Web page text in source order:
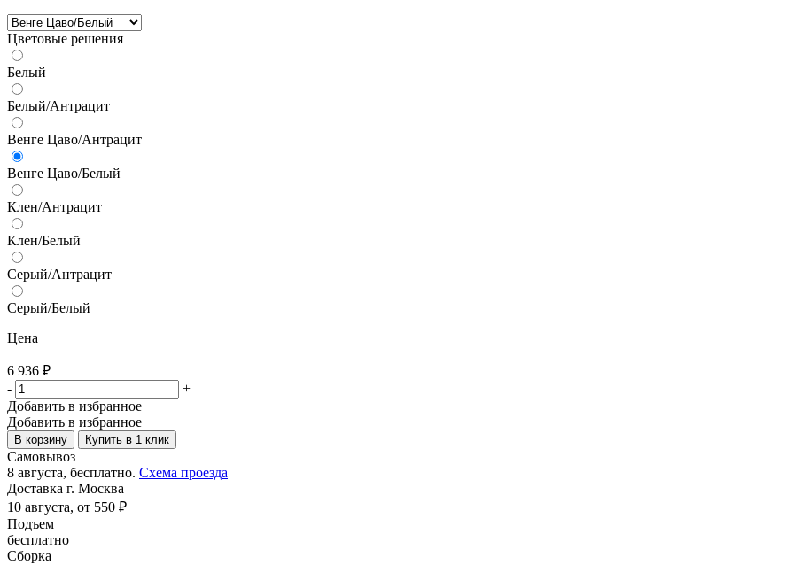
Цветовые решения
Белый
Белый/Антрацит
Венге Цаво/Антрацит
Венге Цаво/Белый
Клен/Антрацит
Клен/Белый
Серый/Антрацит
Серый/Белый
Цена
6 936 ₽
-
+
Добавить в избранное
Добавить в избранное
В корзину Купить в 1 клик
Самовывоз
8 августа, бесплатно. Схема проезда
Доставка г. Москва
10 августа, от 550 ₽
Подъем
бесплатно
Сборка